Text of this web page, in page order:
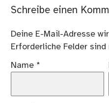
Schreibe einen
Deine E-Mail-Adresse
Erforderliche Felder sind
Name *